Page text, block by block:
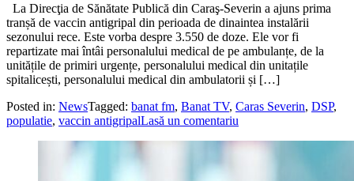
La Direcţia de Sănătate Publică din Caraş-Severin a ajuns prima
tranșă de vaccin antigripal din perioada de dinaintea instalării
sezonului rece. Este vorba despre 3.550 de doze. Ele vor fi
repartizate mai întâi personalului medical de pe ambulanțe, de la
unitățile de primiri urgențe, personalului medical din unitațile
spitalicești, personalului medical din ambulatorii și […]
Posted in: NewsTagged: banat fm, Banat TV, Caras Severin, DSP,
populatie, vaccin antigripalLasă un comentariu